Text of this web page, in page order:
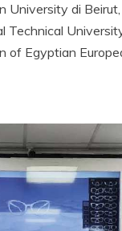
University di
Technical
Egyptian